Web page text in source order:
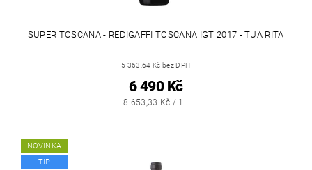
SUPER TOSCANA - REDIGAFFI TOSCANA IGT 2017 - TUA RITA
5 363,64 Kč bez DPH
6 490 Kč
8 653,33 Kč / 1 l
NOVINKA
TIP